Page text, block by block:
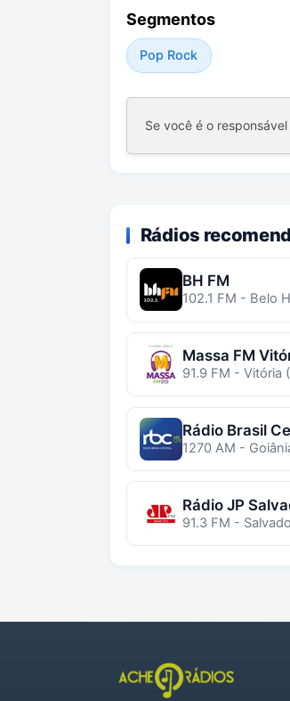
Segmentos
Pop Rock
Se você é o
Rádios
BH FM
102.1 FM - Belo
Massa FM
91.9 FM - Vitória
Rádio Brasil
1270 AM -
Rádio JP
91.3 FM -